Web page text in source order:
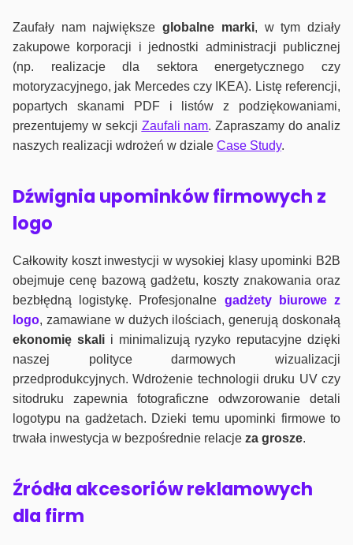
Zaufały nam największeglobalne marki, w tym działy
zakupowe korporacji i jednostki administracji publicznej
(np. realizacje dla sektora energetycznego czy
motoryzacyjnego, jak Mercedes czy IKEA). Listę referencji,
popartych skanami PDF i listów z podziękowaniami,
prezentujemy w sekcji Zaufali nam. Zapraszamy do analiz
naszych realizacji wdrożeń w dziale Case Study.
Dźwignia upominków firmowych z
logo
Całkowity koszt inwestycji w wysokiej klasy upominki B2B
obejmuje cenę bazową gadżetu, koszty znakowania oraz
bezbłędną logistykę. Profesjonalne gadżety biurowe z
logo, zamawiane w dużych ilościach, generują doskonałą
ekonomię skalii minimalizują ryzyko reputacyjne dzięki
naszej polityce darmowych wizualizacji
przedprodukcyjnych. Wdrożenie technologii druku UV czy
sitodruku zapewnia fotograficzne odwzorowanie detali
logotypu na gadżetach. Dzieki temu upominki firmowe to
trwała inwestycja w bezpośrednie relacje za grosze.
Źródła akcesoriów reklamowych
dla firm